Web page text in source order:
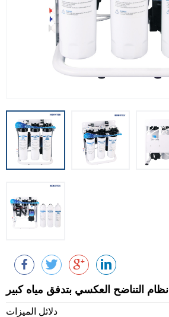
نظام التناضح العكسي بتدفق مياه كبير
دلائل الميزات